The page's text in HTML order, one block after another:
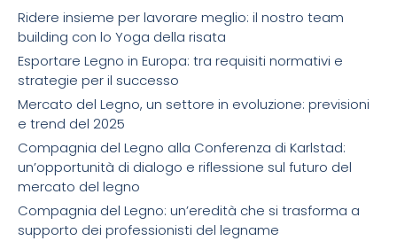
Ridere insieme per lavorare meglio: il nostro team
building con lo Yoga della risata
Esportare Legno in Europa: tra requisiti normativi e
strategie per il successo
Mercato del Legno, un settore in evoluzione: previsioni
e trend del 2025
Compagnia del Legno alla Conferenza di Karlstad:
un’opportunità di dialogo e riflessione sul futuro del
mercato del legno
Compagnia del Legno: un’eredità che si trasforma a
supporto dei professionisti del legname